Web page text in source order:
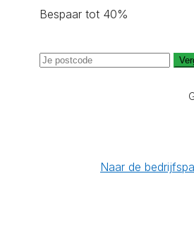
Bespaar tot 40%
Naar de